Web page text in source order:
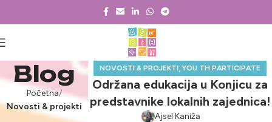
Blog
Početna
Novosti & projekti
NOVOSTI & PROJEKTI, YOU.TH PARTICIPATE
Održana edukacija u Konjicu za
predstavnike lokalnih zajednica!
Ajsel Kaniža